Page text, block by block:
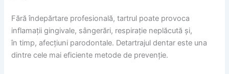
Fără îndepărtare profesională, tartrul poate provoca
inflamații gingivale, sângerări, respirație neplăcută și,
în timp, afecțiuni parodontale. Detartrajul dentar este una
dintre cele mai eficiente metode de prevenție.